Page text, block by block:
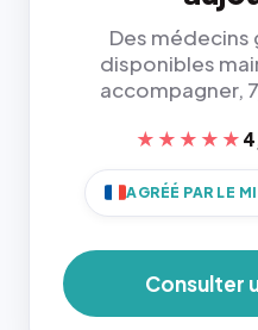
Des médecins
disponibles
accompagner,
★★★★★
AGRÉÉ PAR LE
Consulter